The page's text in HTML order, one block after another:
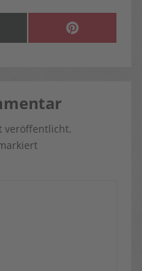
SHARE
P
I
veröffentlicht.